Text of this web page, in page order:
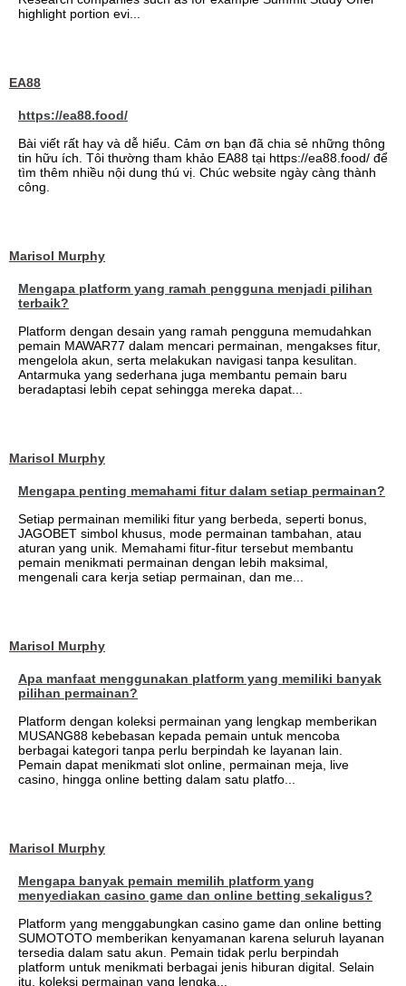
highlight portion evi...
EA88
https://ea88.food/
Bài viết rất hay và dễ hiểu. Cảm ơn bạn đã chia sẻ những thông
tin hữu ích. Tôi thường tham khảo EA88 tại https://ea88.food/ để
tìm thêm nhiều nội dung thú vị. Chúc website ngày càng thành
công.
Marisol Murphy
Mengapa platform yang ramah pengguna menjadi pilihan
terbaik?
Platform dengan desain yang ramah pengguna memudahkan
pemain MAWAR77 dalam mencari permainan, mengakses fitur,
mengelola akun, serta melakukan navigasi tanpa kesulitan.
Antarmuka yang sederhana juga membantu pemain baru
beradaptasi lebih cepat sehingga mereka dapat...
Marisol Murphy
Mengapa penting memahami fitur dalam setiap permainan?
Setiap permainan memiliki fitur yang berbeda, seperti bonus,
JAGOBET simbol khusus, mode permainan tambahan, atau
aturan yang unik. Memahami fitur-fitur tersebut membantu
pemain menikmati permainan dengan lebih maksimal,
mengenali cara kerja setiap permainan, dan me...
Marisol Murphy
Apa manfaat menggunakan platform yang memiliki banyak
pilihan permainan?
Platform dengan koleksi permainan yang lengkap memberikan
MUSANG88 kebebasan kepada pemain untuk mencoba
berbagai kategori tanpa perlu berpindah ke layanan lain.
Pemain dapat menikmati slot online, permainan meja, live
casino, hingga online betting dalam satu platfo...
Marisol Murphy
Mengapa banyak pemain memilih platform yang
menyediakan casino game dan online betting sekaligus?
Platform yang menggabungkan casino game dan online betting
SUMOTOTO memberikan kenyamanan karena seluruh layanan
tersedia dalam satu akun. Pemain tidak perlu berpindah
platform untuk menikmati berbagai jenis hiburan digital. Selain
itu, koleksi permainan yang lengka...